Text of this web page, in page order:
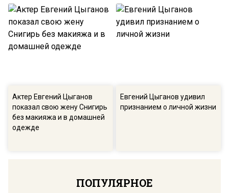
Актер Евгений Цыганов
показал свою жену Снигирь
без макияжа и в домашней
одежде
Евгений Цыганов удивил
признанием о личной жизни
ПОПУЛЯРНОЕ